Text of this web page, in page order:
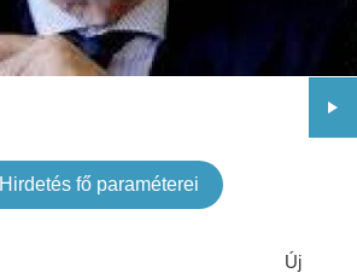
Hirdetés fő paraméterei
Új